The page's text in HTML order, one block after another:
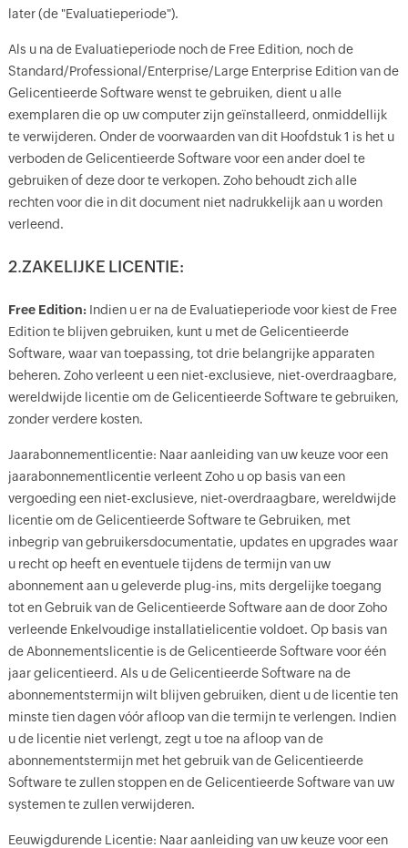
later (de "Evaluatieperiode").
Als u na de Evaluatieperiode noch de Free Edition, noch de
Standard/Professional/Enterprise/Large Enterprise Edition van de
Gelicentieerde Software wenst te gebruiken, dient u alle
exemplaren die op uw computer zijn geïnstalleerd, onmiddellijk
te verwijderen. Onder de voorwaarden van dit Hoofdstuk 1 is het u
verboden de Gelicentieerde Software voor een ander doel te
gebruiken of deze door te verkopen. Zoho behoudt zich alle
rechten voor die in dit document niet nadrukkelijk aan u worden
verleend.
2.ZAKELIJKE LICENTIE:
Free Edition:Indien u er na de Evaluatieperiode voor kiest de Free
Edition te blijven gebruiken, kunt u met de Gelicentieerde
Software, waar van toepassing, tot drie belangrijke apparaten
beheren. Zoho verleent u een niet-exclusieve, niet-overdraagbare,
wereldwijde licentie om de Gelicentieerde Software te gebruiken,
zonder verdere kosten.
Jaarabonnementlicentie: Naar aanleiding van uw keuze voor een
jaarabonnementlicentie verleent Zoho u op basis van een
vergoeding een niet-exclusieve, niet-overdraagbare, wereldwijde
licentie om de Gelicentieerde Software te Gebruiken, met
inbegrip van gebruikersdocumentatie, updates en upgrades waar
u recht op heeft en eventuele tijdens de termijn van uw
abonnement aan u geleverde plug-ins, mits dergelijke toegang
tot en Gebruik van de Gelicentieerde Software aan de door Zoho
verleende Enkelvoudige installatielicentie voldoet. Op basis van
de Abonnementslicentie is de Gelicentieerde Software voor één
jaar gelicentieerd. Als u de Gelicentieerde Software na de
abonnementstermijn wilt blijven gebruiken, dient u de licentie ten
minste tien dagen vóór afloop van die termijn te verlengen. Indien
u de licentie niet verlengt, zegt u toe na afloop van de
abonnementstermijn met het gebruik van de Gelicentieerde
Software te zullen stoppen en de Gelicentieerde Software van uw
systemen te zullen verwijderen.
Eeuwigdurende Licentie: Naar aanleiding van uw keuze voor een